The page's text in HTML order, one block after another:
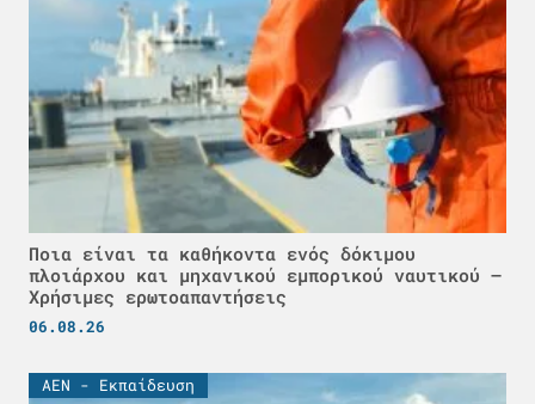
Ποια είναι τα καθήκοντα ενός δόκιμου
πλοιάρχου και μηχανικού εμπορικού ναυτικού –
Χρήσιμες ερωτοαπαντήσεις
06.08.26
ΑΕΝ - Εκπαίδευση